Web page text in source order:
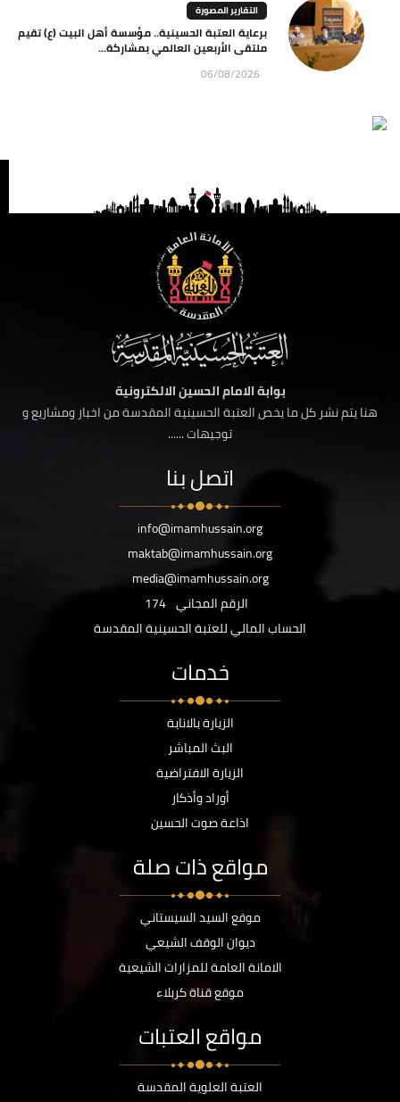
التقارير المصورة
برعاية العتبة الحسينية.. مؤسسة أهل البيت (ع) تقيم
ملتقى الأربعين العالمي بمشاركة...
06/08/2026
بوابة الامام الحسين الالكترونية
هنا يتم نشر كل ما يخص العتبة الحسينية المقدسة من اخبار ومشاريع و
توجيهات ......
اتصل بنا
info@imamhussain.org
maktab@imamhussain.org
media@imamhussain.org
الرقم المجاني 174
الحساب المالي للعتبة الحسينية المقدسة
خدمات
الزيارة بالانابة
البث المباشر
الزيارة الافتراضية
أوراد وأذكار
اذاعة صوت الحسين
مواقع ذات صلة
موقع السيد السيستاني
ديوان الوقف الشيعي
الامانة العامة للمزارات الشيعية
موقع قناة كربلاء
مواقع العتبات
العتبة العلوية المقدسة